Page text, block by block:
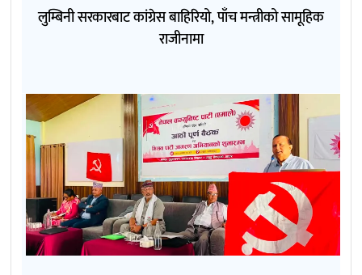
लुम्बिनी सरकारबाट कांग्रेस बाहिरियो, पाँच मन्त्रीको सामूहिक
राजीनामा